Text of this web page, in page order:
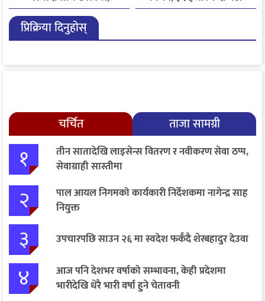
एआईदेखि पत्रकारको
लाइसेन्ससम्मका विषयमा
सुझाव
गुनासो फर्छ्योट
प्रिक्रिया दिनुहोस्
चर्चित ताजा सामग्री
१
तीन सातादेखि लाइसेन्स वितरण र नवीकरण सेवा ठप्प,
सेवाग्राही सास्तीमा
२
पाल आयल निगमको कार्यकारी निर्देशकमा नागेन्द्र साह
नियुक्त
३ उपचारपछि साउन २६ मा स्वदेश फर्कँदै शेरबहादुर देउवा
४
आज पनि देशभर वर्षाको सम्भावना, केही प्रदेशमा
भारीदेखि धेरै भारी वर्षा हुने चेतावनी